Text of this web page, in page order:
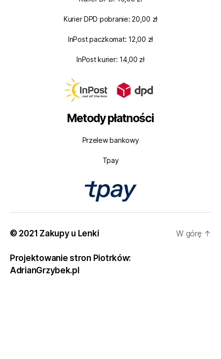
Kurier DPD pobranie: 20,00 zł
InPost paczkomat: 12,00 zł
InPost kurier: 14,00 zł
Metody płatności
Przelew bankowy
Tpay
© 2021 Zakupy u Lenki
Projektowanie stron Piotrków:
AdrianGrzybek.pl
W górę ↑